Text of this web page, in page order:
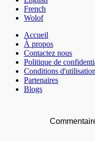
French
Wolof
Accueil
À propos
Contactez nous
Politique de
Conditions d'utilisation
Partenaires
Blogs